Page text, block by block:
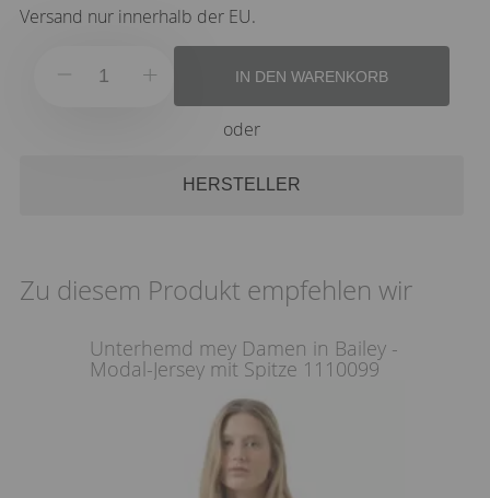
Versand nur innerhalb der EU.
IN DEN WARENKORB
oder
HERSTELLER
Zu diesem Produkt empfehlen wir
Unterhemd mey Damen in Bailey -
Modal-Jersey mit Spitze 1110099